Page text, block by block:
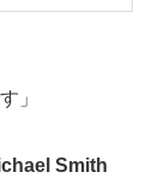
」
Smith